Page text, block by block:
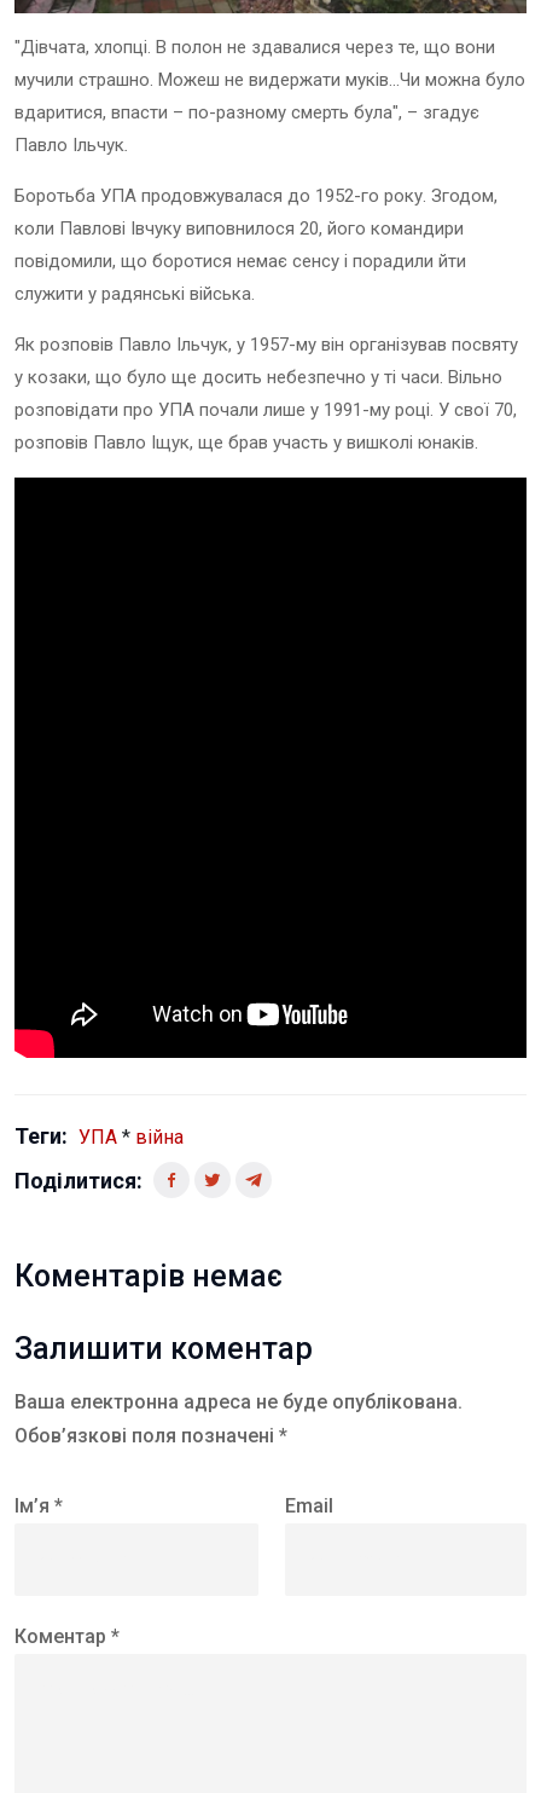
"Дівчата, хлопці. В полон не здавалися через те, що вони
мучили страшно. Можеш не видержати муків…Чи можна було
вдаритися, впасти – по-разному смерть була", – згадує
Павло Ільчук.
Боротьба УПА продовжувалася до 1952-го року. Згодом,
коли Павлові Івчуку виповнилося 20, його командири
повідомили, що боротися немає сенсу і порадили йти
служити у радянські війська.
Як розповів Павло Ільчук, у 1957-му він організував посвяту
у козаки, що було ще досить небезпечно у ті часи. Вільно
розповідати про УПА почали лише у 1991-му році. У свої 70,
розповів Павло Іщук, ще брав участь у вишколі юнаків.
Теги: УПА * війна
Поділитися:
Коментарів немає
Залишити коментар
Ваша електронна адреса не буде опублікована.
Обов’язкові поля позначені *
Ім’я * Email
Коментар *